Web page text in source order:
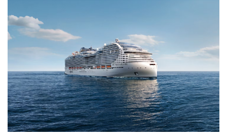
– Izklaide
– Uz kuģa aktivitātes
– Klubi bērniem un pusaudžiem